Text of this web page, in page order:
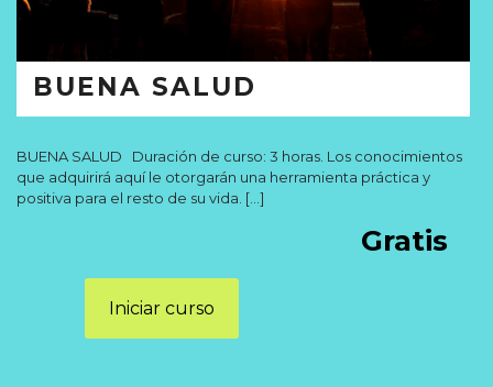
BUENA SALUD
BUENA SALUD Duración de curso: 3 horas. Los conocimientos
que adquirirá aquí le otorgarán una herramienta práctica y
positiva para el resto de su vida. […]
Gratis
Iniciar curso